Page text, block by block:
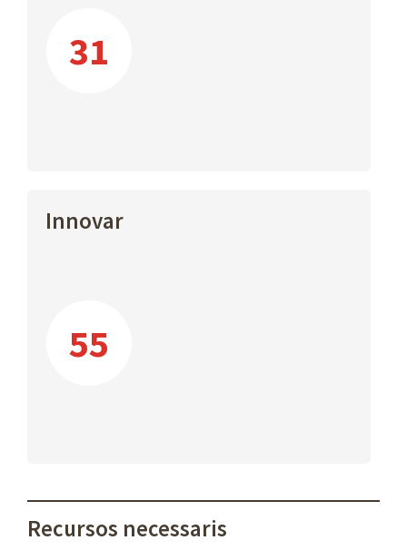
31
Innovar
55
Recursos necessaris